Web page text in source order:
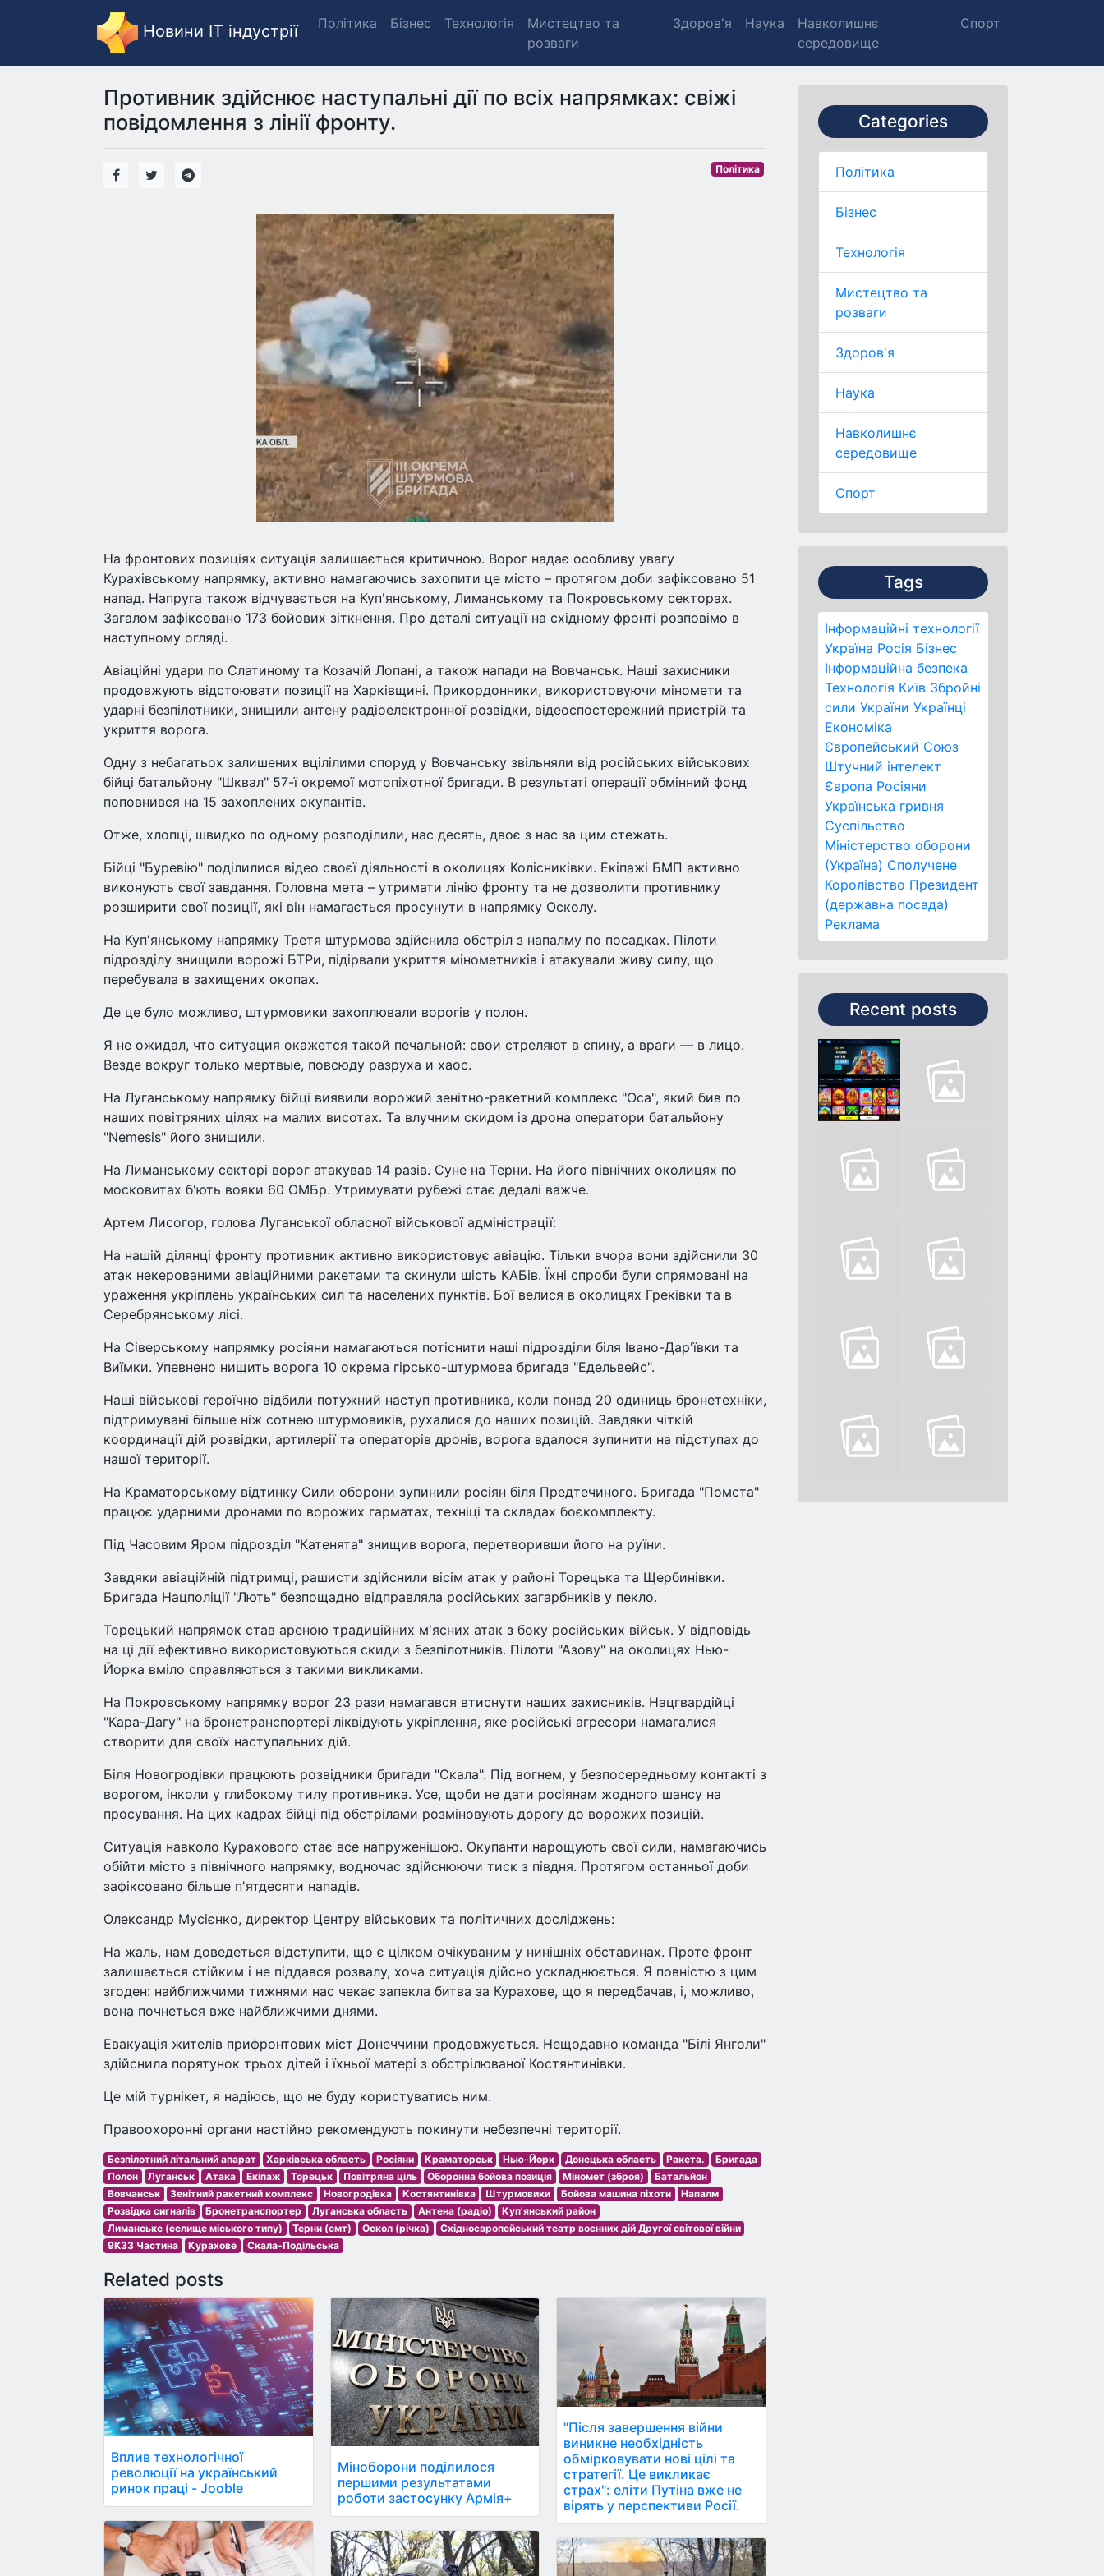
Новини IT індустрії Політика Бізнес Технологія
Мистецтво та
розваги
Здоров'я Наука
Навколишнє
середовище
Спорт
Categories
Політика
Бізнес
Технологія
Мистецтво та
розваги
Здоров'я
Наука
Навколишнє
середовище
Спорт
Tags
Інформаційні технології
Україна Росія Бізнес
Інформаційна безпека
Технологія Київ Збройні
сили України Українці
Економіка
Європейський Союз
Штучний інтелект
Європа Росіяни
Українська гривня
Суспільство
Міністерство оборони
(Україна) Сполучене
Королівство Президент
(державна посада)
Реклама
Recent posts
Противник здійснює наступальні дії по всіх напрямках: свіжі
повідомлення з лінії фронту.
Політика
На фронтових позиціях ситуація залишається критичною. Ворог надає особливу увагу
Курахівському напрямку, активно намагаючись захопити це місто – протягом доби зафіксовано 51
напад. Напруга також відчувається на Куп'янському, Лиманському та Покровському секторах.
Загалом зафіксовано 173 бойових зіткнення. Про деталі ситуації на східному фронті розповімо в
наступному огляді.
Авіаційні удари по Слатиному та Козачій Лопані, а також напади на Вовчанськ. Наші захисники
продовжують відстоювати позиції на Харківщині. Прикордонники, використовуючи міномети та
ударні безпілотники, знищили антену радіоелектронної розвідки, відеоспостережний пристрій та
укриття ворога.
Одну з небагатьох залишених вцілілими споруд у Вовчанську звільняли від російських військових
бійці батальйону "Шквал" 57-ї окремої мотопіхотної бригади. В результаті операції обмінний фонд
поповнився на 15 захоплених окупантів.
Отже, хлопці, швидко по одному розподілили, нас десять, двоє з нас за цим стежать.
Бійці "Буревію" поділилися відео своєї діяльності в околицях Колісниківки. Екіпажі БМП активно
виконують свої завдання. Головна мета – утримати лінію фронту та не дозволити противнику
розширити свої позиції, які він намагається просунути в напрямку Осколу.
На Куп'янському напрямку Третя штурмова здійснила обстріл з напалму по посадках. Пілоти
підрозділу знищили ворожі БТРи, підірвали укриття мінометників і атакували живу силу, що
перебувала в захищених окопах.
Де це було можливо, штурмовики захоплювали ворогів у полон.
Я не ожидал, что ситуация окажется такой печальной: свои стреляют в спину, а враги — в лицо.
Везде вокруг только мертвые, повсюду разруха и хаос.
На Луганському напрямку бійці виявили ворожий зенітно-ракетний комплекс "Оса", який бив по
наших повітряних цілях на малих висотах. Та влучним скидом із дрона оператори батальйону
"Nemesis" його знищили.
На Лиманському секторі ворог атакував 14 разів. Суне на Терни. На його північних околицях по
московитах б'ють вояки 60 ОМБр. Утримувати рубежі стає дедалі важче.
Артем Лисогор, голова Луганської обласної військової адміністрації:
На нашій ділянці фронту противник активно використовує авіацію. Тільки вчора вони здійснили 30
атак некерованими авіаційними ракетами та скинули шість КАБів. Їхні спроби були спрямовані на
ураження укріплень українських сил та населених пунктів. Бої велися в околицях Греківки та в
Серебрянському лісі.
На Сіверському напрямку росіяни намагаються потіснити наші підрозділи біля Івано-Дар'ївки та
Виїмки. Упевнено нищить ворога 10 окрема гірсько-штурмова бригада "Едельвейс".
Наші військові героїчно відбили потужний наступ противника, коли понад 20 одиниць бронетехніки,
підтримувані більше ніж сотнею штурмовиків, рухалися до наших позицій. Завдяки чіткій
координації дій розвідки, артилерії та операторів дронів, ворога вдалося зупинити на підступах до
нашої території.
На Краматорському відтинку Сили оборони зупинили росіян біля Предтечиного. Бригада "Помста"
працює ударними дронами по ворожих гарматах, техніці та складах боєкомплекту.
Під Часовим Яром підрозділ "Катенята" знищив ворога, перетворивши його на руїни.
Завдяки авіаційній підтримці, рашисти здійснили вісім атак у районі Торецька та Щербинівки.
Бригада Нацполіції "Лють" безпощадно відправляла російських загарбників у пекло.
Торецький напрямок став ареною традиційних м'ясних атак з боку російських військ. У відповідь
на ці дії ефективно використовуються скиди з безпілотників. Пілоти "Азову" на околицях Нью-
Йорка вміло справляються з такими викликами.
На Покровському напрямку ворог 23 рази намагався втиснути наших захисників. Нацгвардійці
"Кара-Дагу" на бронетранспортері ліквідують укріплення, яке російські агресори намагалися
створити для своїх наступальних дій.
Біля Новогродівки працюють розвідники бригади "Скала". Під вогнем, у безпосередньому контакті з
ворогом, інколи у глибокому тилу противника. Усе, щоби не дати росіянам жодного шансу на
просування. На цих кадрах бійці під обстрілами розміновують дорогу до ворожих позицій.
Ситуація навколо Курахового стає все напруженішою. Окупанти нарощують свої сили, намагаючись
обійти місто з північного напрямку, водночас здійснюючи тиск з півдня. Протягом останньої доби
зафіксовано більше п'ятдесяти нападів.
Олександр Мусієнко, директор Центру військових та політичних досліджень:
На жаль, нам доведеться відступити, що є цілком очікуваним у нинішніх обставинах. Проте фронт
залишається стійким і не піддався розвалу, хоча ситуація дійсно ускладнюється. Я повністю з цим
згоден: найближчими тижнями нас чекає запекла битва за Курахове, що я передбачав, і, можливо,
вона почнеться вже найближчими днями.
Евакуація жителів прифронтових міст Донеччини продовжується. Нещодавно команда "Білі Янголи"
здійснила порятунок трьох дітей і їхньої матері з обстрілюваної Костянтинівки.
Це мій турнікет, я надіюсь, що не буду користуватись ним.
Правоохоронні органи настійно рекомендують покинути небезпечні території.
Безпілотний літальний апарат Харківська область Росіяни Краматорськ Нью-Йорк Донецька область Ракета.
Бригада
Полон
Луганськ Атака Екіпаж Торецьк Повітряна ціль Оборонна бойова позиція Міномет (зброя)
Батальйон
Вовчанськ
Зенітний ракетний комплекс Новогродівка Костянтинівка Штурмовики Бойова машина піхоти
Напалм
Розвідка сигналів
Бронетранспортер Луганська область Антена (радіо)
Куп'янський район
Лиманське (селище міського типу)
Терни (смт) Оскол (річка)
Східноєвропейський театр воєнних дій Другої світової війни
9K33 Частина
Курахове Скала-Подільська
Related posts
Вплив технологічної
революції на український
ринок праці - Jooble
Міноборони поділилося
першими результатами
роботи застосунку Армія+
"Після завершення війни
виникне необхідність
обмірковувати нові цілі та
стратегії. Це викликає
страх": еліти Путіна вже не
вірять у перспективи Росії.